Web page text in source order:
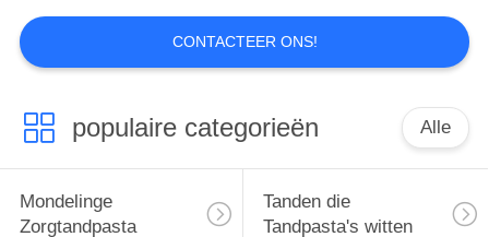
Tanden die
Tabletten witten
CONTACTEER ONS!
populaire categorieën Alle
Mondelinge
Zorgtandpasta
Tanden die
Tandpasta's witten